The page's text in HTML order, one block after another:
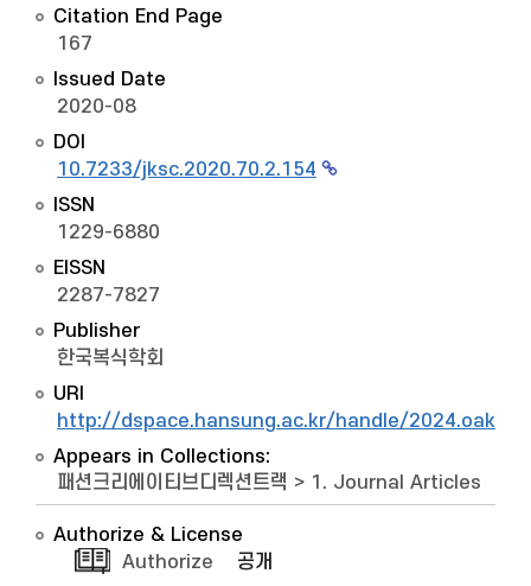
Citation End Page
167
Issued Date
2020-08
DOI
10.7233/jksc.2020.70.2.154
ISSN
1229-6880
EISSN
2287-7827
Publisher
한국복식학회
URI
http://dspace.hansung.ac.kr/handle/2024.oak/
Appears in Collections:
패션크리에이티브디렉션트랙 > 1. Journal Articles
Authorize & License
Authorize
공개